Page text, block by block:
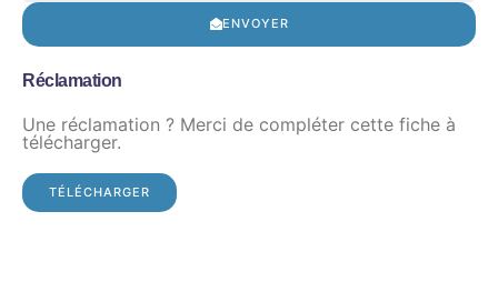
ENVOYER
Réclamation
Une réclamation ? Merci de compléter cette fiche à
télécharger.
TÉLÉCHARGER